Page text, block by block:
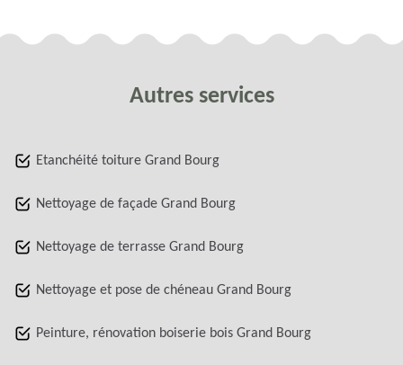
Autres services
Etanchéité toiture Grand Bourg
Nettoyage de façade Grand Bourg
Nettoyage de terrasse Grand Bourg
Nettoyage et pose de chéneau Grand Bourg
Peinture, rénovation boiserie bois Grand Bourg